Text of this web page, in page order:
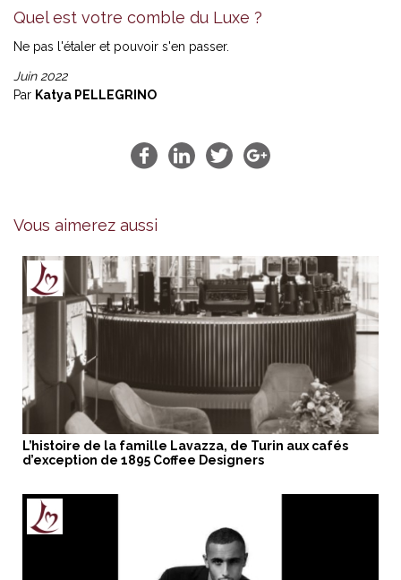
Quel est votre comble du Luxe ?
Ne pas l'étaler et pouvoir s'en passer.
Juin 2022
Par Katya PELLEGRINO
Vous aimerez aussi
L’histoire de la famille Lavazza, de Turin aux cafés
d’exception de 1895 Coffee Designers